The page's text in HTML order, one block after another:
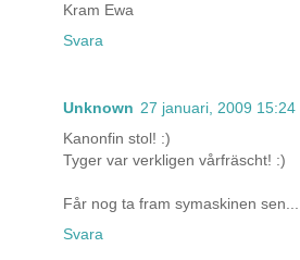
Kram Ewa
Svara
Unknown 27 januari, 2009 15:24
Kanonfin stol! :)
Tyger var verkligen vårfräscht! :)
Får nog ta fram symaskinen
Svara